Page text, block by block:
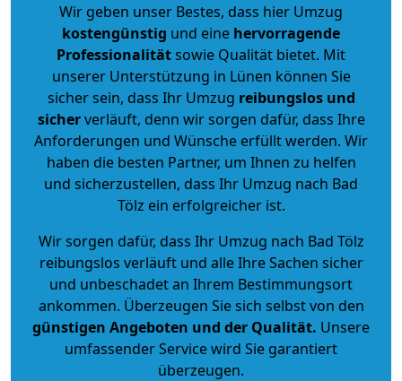
Wir geben unser Bestes, dass hier Umzug
kostengünstig und eine hervorragende
Professionalitätsowie Qualität bietet. Mit
unserer Unterstützung in Lünen können Sie
sicher sein, dass Ihr Umzug reibungslos und
sicherverläuft, denn wir sorgen dafür, dass Ihre
Anforderungen und Wünsche erfüllt werden. Wir
haben die besten Partner, um Ihnen zu helfen
und sicherzustellen, dass Ihr Umzug nach Bad
Tölz ein erfolgreicher ist.
Wir sorgen dafür, dass Ihr Umzug nach Bad Tölz
reibungslos verläuft und alle Ihre Sachen sicher
und unbeschadet an Ihrem Bestimmungsort
ankommen. Überzeugen Sie sich selbst von den
günstigen Angeboten und der Qualität. Unsere
umfassender Service wird Sie garantiert
überzeugen.